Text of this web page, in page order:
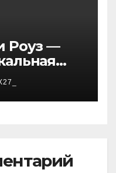
Роуз —
и